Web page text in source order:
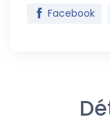
Facebook